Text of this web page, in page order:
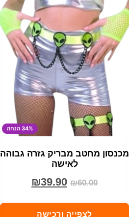
34% הנחה
מכנסון מחטב מבריק גזרה גבוהה
לאישה
₪60.00
₪39.90
לצפייה ורכישה